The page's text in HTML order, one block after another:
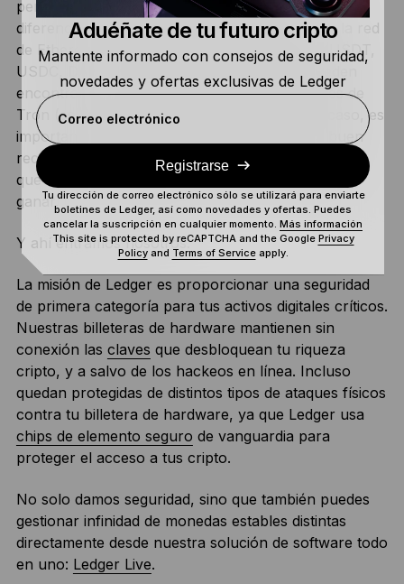
pertenecen a una criptodivisa diferente. Con
diferencia, la mayoría de ellas se encuentra en la red
de Ethereum (es decir, tokens ERC-20, como USDT,
USDC, DAI o TrueUSD), pero también se pueden
encontrar en otras, como la cadena de bloques de
Tron (es decir, tokens TRC-20). En cualquier caso, es
importante mantener las monedas estables a buen
recaudo y fuera del alcance de cualquier persona
que quiera robar el dinero que tanto te ha costado
ganar.
Y ahí entramos nosotros.
La misión de Ledger es proporcionar una seguridad
de primera categoría para tus activos digitales críticos.
Nuestras billeteras de hardware mantienen sin
conexión las claves que desbloquean tu riqueza
cripto, y a salvo de los hackeos en línea. Incluso
quedan protegidas de distintos tipos de ataques físicos
contra tu billetera de hardware, ya que Ledger usa
chips de elemento seguro de vanguardia para
proteger el acceso a tus cripto.
No solo damos seguridad, sino que también puedes
gestionar infinidad de monedas estables distintas
directamente desde nuestra solución de software todo
en uno: Ledger Live.
Aduéñate de tu futuro cripto
Mantente informado con consejos de seguridad,
novedades y ofertas exclusivas de Ledger
Correo electrónico
Registrarse
Tu dirección de correo electrónico sólo se utilizará para enviarte
boletines de Ledger, así como novedades y ofertas. Puedes
cancelar la suscripción en cualquier momento. Más información
This site is protected by reCAPTCHA and the Google Privacy
Policyand Terms of Serviceapply.